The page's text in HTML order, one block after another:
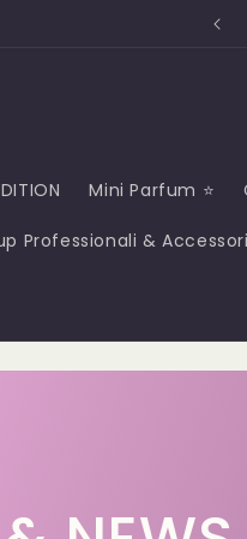
€ 59.00 😍
Mini Parfum ⭐
Professionali & Accessori